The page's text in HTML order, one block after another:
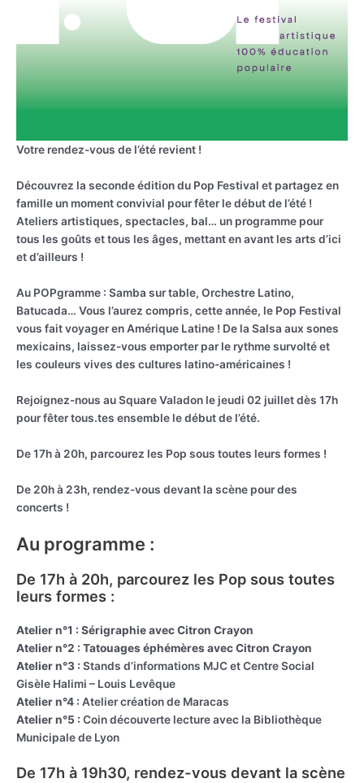
Votre rendez-vous de l’été revient !
Découvrez la seconde édition du Pop Festival et partagez en
famille un moment convivial pour fêter le début de l’été !
Ateliers artistiques, spectacles, bal… un programme pour
tous les goûts et tous les âges, mettant en avant les arts d’ici
et d’ailleurs !
Au POPgramme : Samba sur table, Orchestre Latino,
Batucada… Vous l’aurez compris, cette année, le Pop Festival
vous fait voyager en Amérique Latine ! De la Salsa aux sones
mexicains, laissez-vous emporter par le rythme survolté et
les couleurs vives des cultures latino-américaines !
Rejoignez-nous au Square Valadon le jeudi 02 juillet dès 17h
pour fêter tous.tes ensemble le début de l’été.
De 17h à 20h, parcourez les Pop sous toutes leurs formes !
De 20h à 23h, rendez-vous devant la scène pour des
concerts !
Au programme :
De 17h à 20h, parcourez les Pop sous toutes
leurs formes :
Atelier n°1 : Sérigraphie avec Citron Crayon
Atelier n°2 : Tatouages éphémères avec Citron Crayon
Atelier n°3 : Stands d’informations MJC et Centre Social
Gisèle Halimi – Louis Levêque
Atelier n°4 : Atelier création de Maracas
Atelier n°5 : Coin découverte lecture avec la Bibliothèque
Municipale de Lyon
De 17h à 19h30, rendez-vous devant la scène